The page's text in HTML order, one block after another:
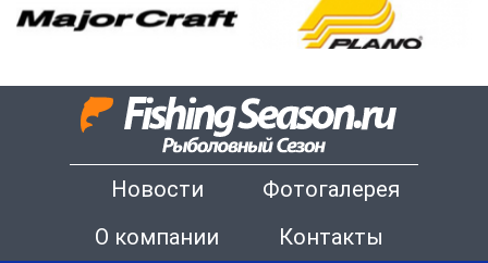
Новости
Фотогалерея
О компании
Контакты